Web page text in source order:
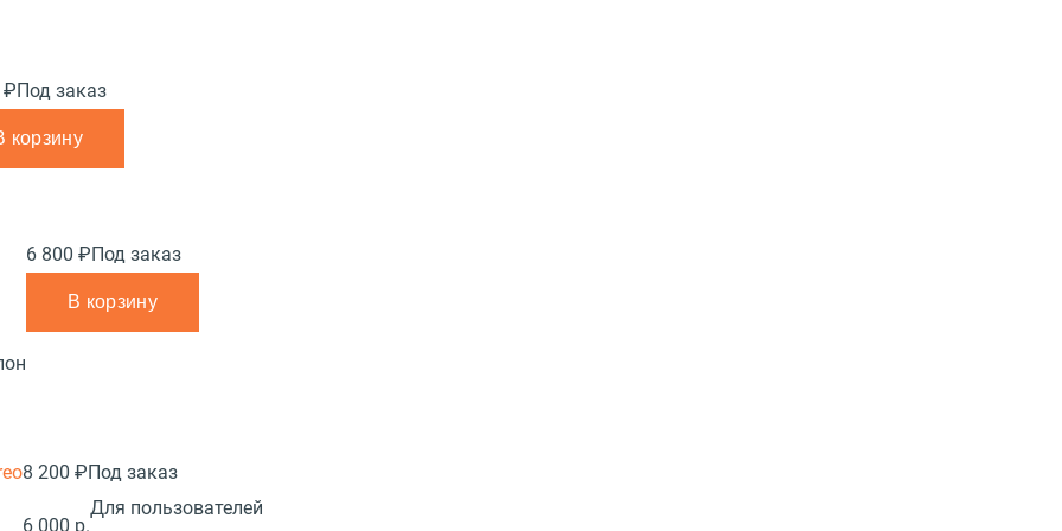
₽Под заказ
корзину
6 800 ₽Под заказ
В корзину
8 200 ₽Под заказ
6 000 р.
Для пользователей